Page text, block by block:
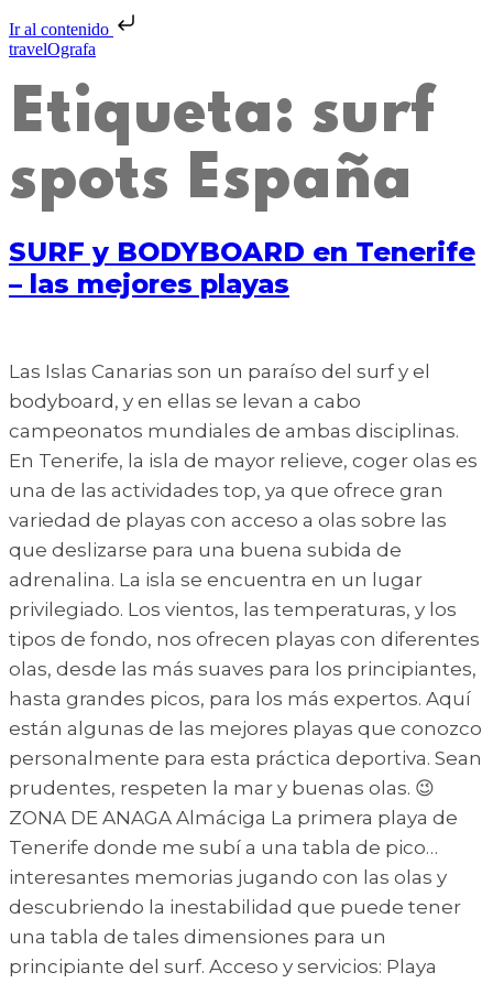
Ir al contenido
travelOgrafa
Etiqueta: surf
spots España
SURF y BODYBOARD en Tenerife
– las mejores playas
Las Islas Canarias son un paraíso del surf y el
bodyboard, y en ellas se levan a cabo
campeonatos mundiales de ambas disciplinas.
En Tenerife, la isla de mayor relieve, coger olas es
una de las actividades top, ya que ofrece gran
variedad de playas con acceso a olas sobre las
que deslizarse para una buena subida de
adrenalina. La isla se encuentra en un lugar
privilegiado. Los vientos, las temperaturas, y los
tipos de fondo, nos ofrecen playas con diferentes
olas, desde las más suaves para los principiantes,
hasta grandes picos, para los más expertos. Aquí
están algunas de las mejores playas que conozco
personalmente para esta práctica deportiva. Sean
prudentes, respeten la mar y buenas olas. 😉
ZONA DE ANAGA Almáciga La primera playa de
Tenerife donde me subí a una tabla de pico…
interesantes memorias jugando con las olas y
descubriendo la inestabilidad que puede tener
una tabla de tales dimensiones para un
principiante del surf. Acceso y servicios: Playa